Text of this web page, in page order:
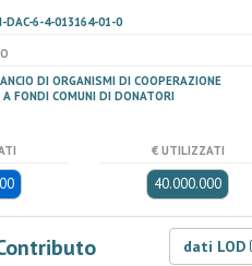
DAC-6-4-013164-01-0
DI ORGANISMI DI COOPERAZIONE
FONDI COMUNI DI DONATORI
€ UTILIZZATI
40.000.000
dati LOD